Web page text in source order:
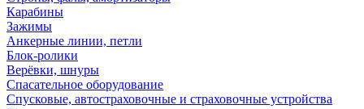
Карабины
Зажимы
Анкерные линии, петли
Блок-ролики
Верёвки, шнуры
Спасательное оборудование
Спусковые, автостраховочные и страховочные устройства